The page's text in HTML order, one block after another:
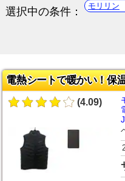
選択中の条件： モリリン
電熱シートで暖かい！保
(4.09)